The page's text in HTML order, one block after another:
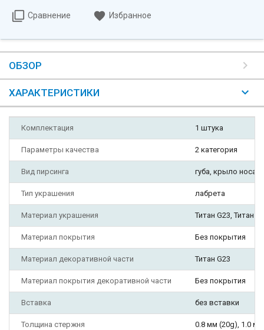
Сравнение Избранное
ОБЗОР
ХАРАКТЕРИСТИКИ
Комплектация 1 штука
Параметры качества 2 категория
Вид пирсинга губа, крыло носа,
Тип украшения лабрета
Материал украшения Титан G23, Титан
Материал покрытия Без покрытия
Материал декоративной части Титан G23
Материал покрытия декоративной части Без покрытия
Вставка без вставки
Толщина стержня 0.8 мм (20g), 1.0